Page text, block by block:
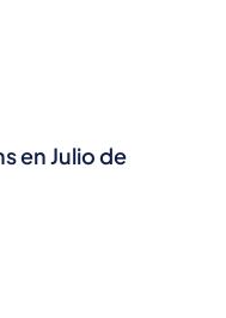
en Julio de